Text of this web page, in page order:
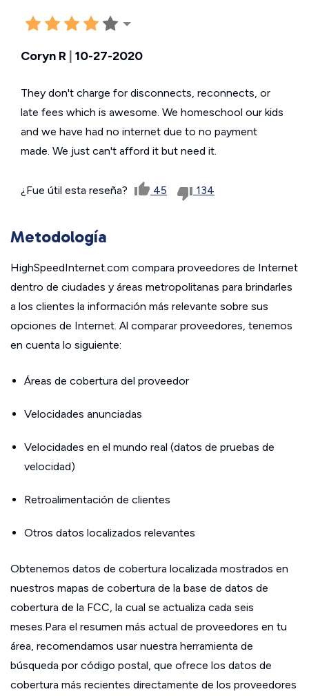
Coryn R 10-27-2020
They don't charge for disconnects, reconnects, or
late fees which is awesome. We homeschool our kids
and we have had no internet due to no payment
made. We just can't afford it but need it.
¿Fue útil esta reseña? 45 134
Metodología
HighSpeedInternet.com compara proveedores de Internet
dentro de ciudades y áreas metropolitanas para brindarles
a los clientes la información más relevante sobre sus
opciones de Internet. Al comparar proveedores, tenemos
en cuenta lo siguiente:
Áreas de cobertura del proveedor
Velocidades anunciadas
Velocidades en el mundo real (datos de pruebas de
velocidad)
Retroalimentación de clientes
Otros datos localizados relevantes
Obtenemos datos de cobertura localizada mostrados en
nuestros mapas de cobertura de la base de datos de
cobertura de la FCC, la cual se actualiza cada seis
meses.Para el resumen más actual de proveedores en tu
área, recomendamos usar nuestra herramienta de
búsqueda por código postal, que ofrece los datos de
cobertura más recientes directamente de los proveedores